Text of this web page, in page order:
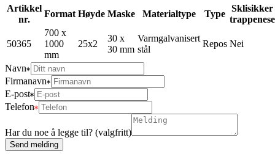
Artikkel
nr.
Format Høyde Maske Materialtype Type
Sklisikker
trappenese
50365
700 x
1000
mm
25x2
30 x
30 mm
Varmgalvanisert
stål
Repos Nei
Navn
Firmanavn
E-post
Telefon
Har du noe å legge til? (valgfritt)
Send melding